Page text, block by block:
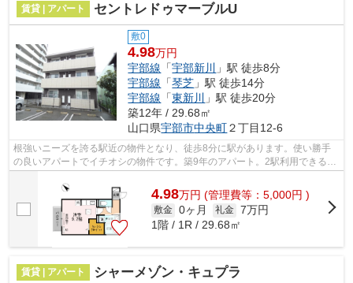
賃貸 | アパート セントレドゥマーブルU
敷0
4.98万円
宇部線 「宇部新川 」駅 徒歩8分
宇部線 「琴芝 」駅 徒歩14分
宇部線 「東新川 」駅 徒歩20分
築12年 / 29.68㎡
山口県宇部市中央町２丁目12-6
根強いニーズを誇る駅近の物件となり、徒歩8分に駅があります。使い勝手
の良いアパートでイチオシの物件です。築9年のアパート。2駅利用できる場
4.98万円 (管理費等：5,000円 )
敷金 0ヶ月 礼金 7万円
1階 / 1R / 29.68㎡
賃貸 | アパート シャーメゾン・キュプラ